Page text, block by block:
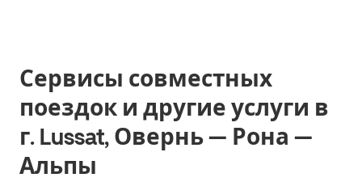
Сервисы совместных
поездок и другие услуги в
г. Lussat, Овернь — Рона —
Альпы